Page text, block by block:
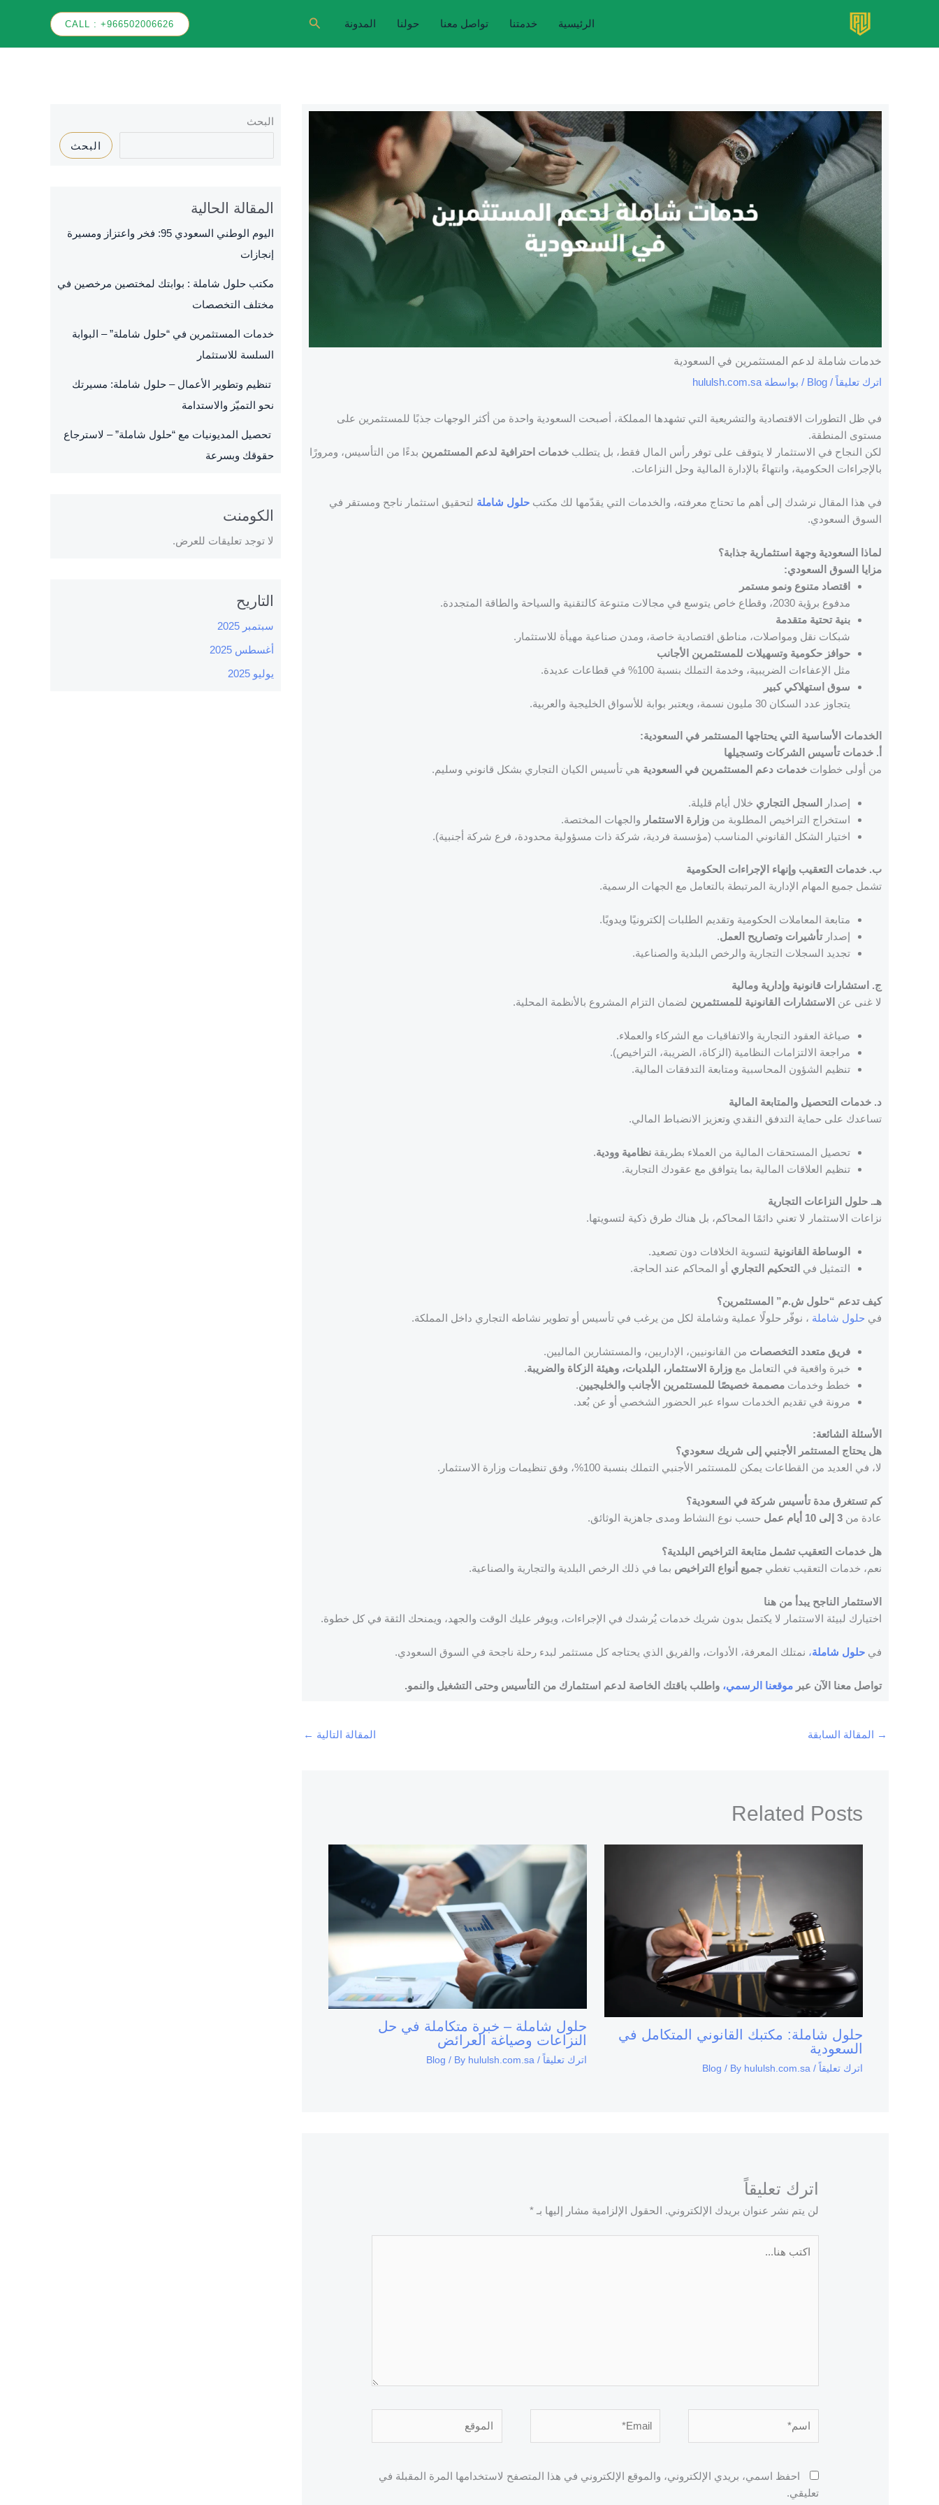
الرئيسية خدمتنا تواصل معنا حولنا المدونة البحث
خدمات شاملة لدعم المستثمرين في السعودية
اترك تعليقاً /
Blog / بواسطة hululsh.com.sa
في ظل التطورات الاقتصادية والتشريعية التي تشهدها المملكة، أصبحت السعودية واحدة من أكثر الوجهات جذبًا للمستثمرين على
مستوى المنطقة.
لكن النجاح في الاستثمار لا يتوقف على توفر رأس المال فقط، بل يتطلب خدمات احترافية لدعم المستثمرين بدءًا من التأسيس، ومرورًا
بالإجراءات الحكومية، وانتهاءً بالإدارة المالية وحل النزاعات.
في هذا المقال نرشدك إلى أهم ما تحتاج معرفته، والخدمات التي يقدّمها لك مكتب حلول شاملة لتحقيق استثمار ناجح ومستقر في
السوق السعودي.
لماذا السعودية وجهة استثمارية جذابة؟
مزايا السوق السعودي:
اقتصاد متنوع ونمو مستمر
مدفوع برؤية 2030، وقطاع خاص يتوسع في مجالات متنوعة كالتقنية والسياحة والطاقة المتجددة.
بنية تحتية متقدمة
شبكات نقل ومواصلات، مناطق اقتصادية خاصة، ومدن صناعية مهيأة للاستثمار.
حوافز حكومية وتسهيلات للمستثمرين الأجانب
مثل الإعفاءات الضريبية، وخدمة التملك بنسبة 100% في قطاعات عديدة.
سوق استهلاكي كبير
يتجاوز عدد السكان 30 مليون نسمة، ويعتبر بوابة للأسواق الخليجية والعربية.
الخدمات الأساسية التي يحتاجها المستثمر في السعودية:
أ. خدمات تأسيس الشركات وتسجيلها
من أولى خطوات خدمات دعم المستثمرين في السعودية هي تأسيس الكيان التجاري بشكل قانوني وسليم.
إصدار السجل التجاري خلال أيام قليلة.
استخراج التراخيص المطلوبة من وزارة الاستثمار والجهات المختصة.
اختيار الشكل القانوني المناسب (مؤسسة فردية، شركة ذات مسؤولية محدودة، فرع شركة أجنبية).
ب. خدمات التعقيب وإنهاء الإجراءات الحكومية
تشمل جميع المهام الإدارية المرتبطة بالتعامل مع الجهات الرسمية.
متابعة المعاملات الحكومية وتقديم الطلبات إلكترونيًا ويدويًا.
إصدارتأشيرات وتصاريح العمل.
تجديد السجلات التجارية والرخص البلدية والصناعية.
ج. استشارات قانونية وإدارية ومالية
لا غنى عن الاستشارات القانونية للمستثمرين لضمان التزام المشروع بالأنظمة المحلية.
صياغة العقود التجارية والاتفاقيات مع الشركاء والعملاء.
مراجعة الالتزامات النظامية (الزكاة، الضريبة، التراخيص).
تنظيم الشؤون المحاسبية ومتابعة التدفقات المالية.
د. خدمات التحصيل والمتابعة المالية
تساعدك على حماية التدفق النقدي وتعزيز الانضباط المالي.
تحصيل المستحقات المالية من العملاء بطريقة نظامية وودية.
تنظيم العلاقات المالية بما يتوافق مع عقودك التجارية.
هـ. حلول النزاعات التجارية
نزاعات الاستثمار لا تعني دائمًا المحاكم، بل هناك طرق ذكية لتسويتها.
الوساطة القانونية لتسوية الخلافات دون تصعيد.
التمثيل في التحكيم التجاري أو المحاكم عند الحاجة.
كيف تدعم “حلول ش.م” المستثمرين؟
في حلول شاملة ، نوفّر حلولًا عملية وشاملة لكل من يرغب في تأسيس أو تطوير نشاطه التجاري داخل المملكة.
فريق متعدد التخصصات من القانونيين، الإداريين، والمستشارين الماليين.
خبرة واقعية في التعامل مع وزارة الاستثمار، البلديات، وهيئة الزكاة والضريبة.
خطط وخدمات مصممة خصيصًا للمستثمرين الأجانب والخليجيين.
مرونة في تقديم الخدمات سواء عبر الحضور الشخصي أو عن بُعد.
الأسئلة الشائعة:
هل يحتاج المستثمر الأجنبي إلى شريك سعودي؟
لا، في العديد من القطاعات يمكن للمستثمر الأجنبي التملك بنسبة 100%، وفق تنظيمات وزارة الاستثمار.
كم تستغرق مدة تأسيس شركة في السعودية؟
عادة من 3 إلى 10 أيام عمل حسب نوع النشاط ومدى جاهزية الوثائق.
هل خدمات التعقيب تشمل متابعة التراخيص البلدية؟
نعم، خدمات التعقيب تغطي جميع أنواع التراخيص بما في ذلك الرخص البلدية والتجارية والصناعية.
الاستثمار الناجح يبدأ من هنا
اختيارك لبيئة الاستثمار لا يكتمل بدون شريك خدمات يُرشدك في الإجراءات، ويوفر عليك الوقت والجهد، ويمنحك الثقة في كل خطوة.
في حلول شاملة، نمتلك المعرفة، الأدوات، والفريق الذي يحتاجه كل مستثمر لبدء رحلة ناجحة في السوق السعودي.
تواصل معنا الآن عبر موقعنا الرسمي، واطلب باقتك الخاصة لدعم استثمارك من التأسيس وحتى التشغيل والنمو.
→ المقالة السابقة المقالة التالية ←
Related Posts
حلول شاملة: مكتبك القانوني المتكامل في
السعودية
اترك تعليقاً /
Blog / By hululsh.com.sa
حلول شاملة – خبرة متكاملة في حل
النزاعات وصياغة العرائض
اترك تعليقاً /
Blog / By hululsh.com.sa
اترك تعليقاً
لن يتم نشر عنوان بريدك الإلكتروني. الحقول الإلزامية مشار إليها بـ*
هنا...
احفظ اسمي، بريدي الإلكتروني، والموقع الإلكتروني في هذا المتصفح لاستخدامها المرة المقبلة في
تعليقي.
البحث
البحث
المقالة الحالية
اليوم الوطني السعودي 95: فخر واعتزاز ومسيرة
إنجازات
مكتب حلول شاملة : بوابتك لمختصين مرخصين في
مختلف التخصصات
خدمات المستثمرين في “حلول شاملة” – البوابة
السلسة للاستثمار
تنظيم وتطوير الأعمال – حلول شاملة: مسيرتك
نحو التميّز والاستدامة
تحصيل المديونيات مع “حلول شاملة” – لاسترجاع
حقوقك وبسرعة
الكومنت
لا توجد تعليقات للعرض.
التاريح
سبتمبر 2025
أغسطس 2025
يوليو 2025